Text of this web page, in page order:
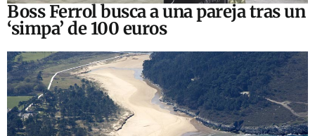
Boss Ferrol busca a una pareja tras un
‘simpa’ de 100 euros